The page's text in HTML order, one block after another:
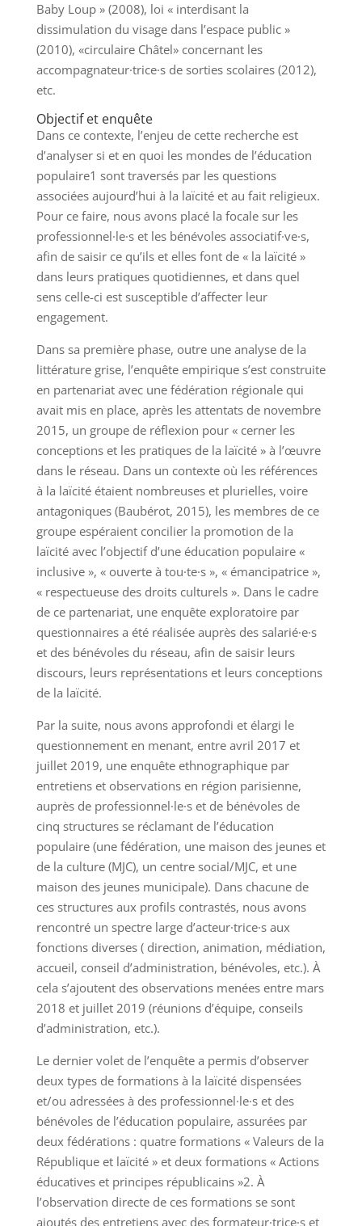
Baby Loup » (2008), loi « interdisant la
dissimulation du visage dans l’espace public »
(2010), «circulaire Châtel» concernant les
accompagnateur·trice·s de sorties scolaires (2012),
etc.
Objectif et enquête
Dans ce contexte, l’enjeu de cette recherche est
d’analyser si et en quoi les mondes de l’éducation
populaire1 sont traversés par les questions
associées aujourd’hui à la laïcité et au fait religieux.
Pour ce faire, nous avons placé la focale sur les
professionnel·le·s et les bénévoles associatif·ve·s,
afin de saisir ce qu’ils et elles font de « la laïcité »
dans leurs pratiques quotidiennes, et dans quel
sens celle-ci est susceptible d’affecter leur
engagement.
Dans sa première phase, outre une analyse de la
littérature grise, l’enquête empirique s’est construite
en partenariat avec une fédération régionale qui
avait mis en place, après les attentats de novembre
2015, un groupe de réflexion pour « cerner les
conceptions et les pratiques de la laïcité » à l’œuvre
dans le réseau. Dans un contexte où les références
à la laïcité étaient nombreuses et plurielles, voire
antagoniques (Baubérot, 2015), les membres de ce
groupe espéraient concilier la promotion de la
laïcité avec l’objectif d’une éducation populaire «
inclusive », « ouverte à tou·te·s », « émancipatrice »,
« respectueuse des droits culturels ». Dans le cadre
de ce partenariat, une enquête exploratoire par
questionnaires a été réalisée auprès des salarié·e·s
et des bénévoles du réseau, afin de saisir leurs
discours, leurs représentations et leurs conceptions
de la laïcité.
Par la suite, nous avons approfondi et élargi le
questionnement en menant, entre avril 2017 et
juillet 2019, une enquête ethnographique par
entretiens et observations en région parisienne,
auprès de professionnel·le·s et de bénévoles de
cinq structures se réclamant de l’éducation
populaire (une fédération, une maison des jeunes et
de la culture (MJC), un centre social/MJC, et une
maison des jeunes municipale). Dans chacune de
ces structures aux profils contrastés, nous avons
rencontré un spectre large d’acteur·trice·s aux
fonctions diverses ( direction, animation, médiation,
accueil, conseil d’administration, bénévoles, etc.). À
cela s’ajoutent des observations menées entre mars
2018 et juillet 2019 (réunions d’équipe, conseils
d’administration, etc.).
Le dernier volet de l’enquête a permis d’observer
deux types de formations à la laïcité dispensées
et/ou adressées à des professionnel·le·s et des
bénévoles de l’éducation populaire, assurées par
deux fédérations : quatre formations « Valeurs de la
République et laïcité » et deux formations « Actions
éducatives et principes républicains »2. À
l’observation directe de ces formations se sont
ajoutés des entretiens avec des formateur·trice·s et